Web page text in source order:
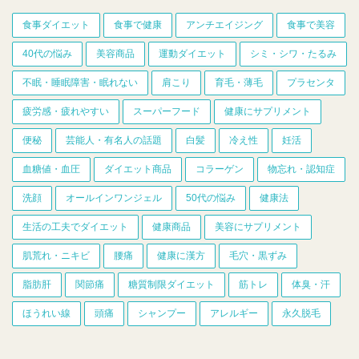
食事ダイエット 食事で健康 アンチエイジング 食事で美容
40代の悩み 美容商品 運動ダイエット シミ・シワ・たるみ
不眠・睡眠障害・眠れない 肩こり 育毛・薄毛 プラセンタ
疲労感・疲れやすい スーパーフード 健康にサプリメント
便秘 芸能人・有名人の話題 白髪 冷え性 妊活
血糖値・血圧 ダイエット商品 コラーゲン 物忘れ・認知症
洗顔 オールインワンジェル 50代の悩み 健康法
生活の工夫でダイエット 健康商品 美容にサプリメント
肌荒れ・ニキビ 腰痛 健康に漢方 毛穴・黒ずみ
脂肪肝 関節痛 糖質制限ダイエット 筋トレ 体臭・汗
ほうれい線 頭痛 シャンプー アレルギー 永久脱毛